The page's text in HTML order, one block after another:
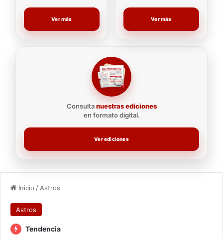
Ver más
Consultanuestras ediciones
en formato digital.
Ver ediciones
Ver más
Inicio / Astros
Astros
Tendencia